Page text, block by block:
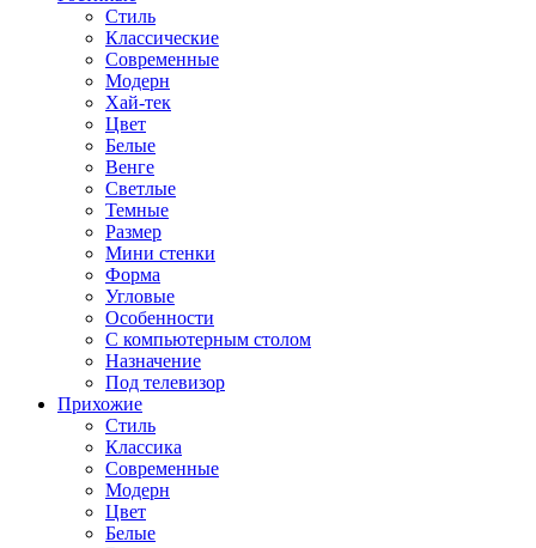
Стиль
Классические
Современные
Модерн
Хай-тек
Цвет
Белые
Венге
Светлые
Темные
Размер
Мини стенки
Форма
Угловые
Особенности
С компьютерным столом
Назначение
Под телевизор
Прихожие
Стиль
Классика
Современные
Модерн
Цвет
Белые